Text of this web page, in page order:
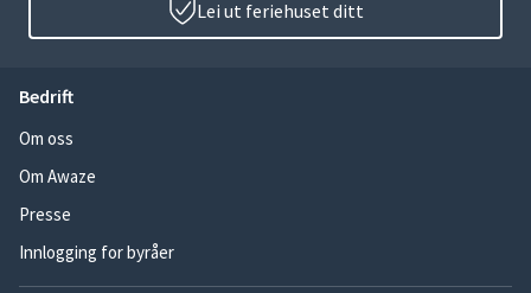
Lei ut feriehuset ditt
Bedrift
Om oss
Om Awaze
Presse
Innlogging for byråer